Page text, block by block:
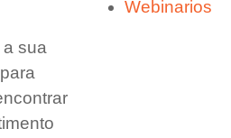
a sua
Webinarios